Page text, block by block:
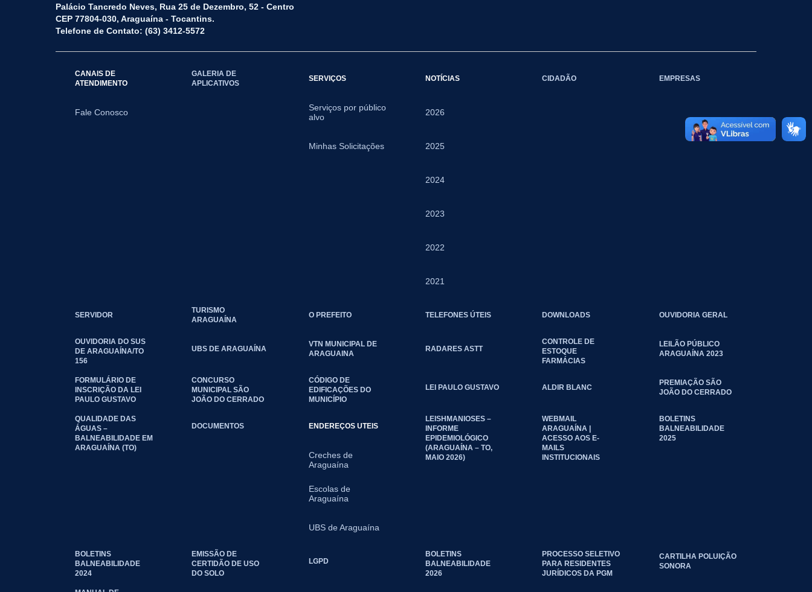
Palácio Tancredo Neves, Rua 25 de Dezembro, 52 - Centro
CEP 77804-030, Araguaína - Tocantins.
Telefone de Contato: (63) 3412-5572
CANAIS DE
ATENDIMENTO
Fale Conosco
GALERIA DE
APLICATIVOS
SERVIÇOS
Serviços por público
alvo
Minhas Solicitações
NOTÍCIAS
2026
2025
2024
2023
2022
2021
CIDADÃO EMPRESAS
SERVIDOR
TURISMO
ARAGUAÍNA
O PREFEITO TELEFONES ÚTEIS DOWNLOADS OUVIDORIA GERAL
OUVIDORIA DO SUS
DE ARAGUAÍNA/TO
156
UBS DE ARAGUAÍNA
VTN MUNICIPAL DE
ARAGUAINA
RADARES ASTT
CONTROLE DE
ESTOQUE
FARMÁCIAS
LEILÃO PÚBLICO
ARAGUAÍNA 2023
FORMULÁRIO DE
INSCRIÇÃO DA LEI
PAULO GUSTAVO
CONCURSO
MUNICIPAL SÃO
JOÃO DO CERRADO
CÓDIGO DE
EDIFICAÇÕES DO
MUNICÍPIO
LEI PAULO GUSTAVO ALDIR BLANC
PREMIAÇÃO SÃO
JOÃO DO CERRADO
QUALIDADE DAS
ÁGUAS –
BALNEABILIDADE EM
ARAGUAÍNA (TO)
DOCUMENTOS ENDEREÇOS UTEIS
Creches de
Araguaína
Escolas de
Araguaína
UBS de Araguaína
LEISHMANIOSES –
INFORME
EPIDEMIOLÓGICO
(ARAGUAÍNA – TO,
MAIO 2026)
WEBMAIL
ARAGUAÍNA |
ACESSO AOS E-
MAILS
INSTITUCIONAIS
BOLETINS
BALNEABILIDADE
2025
BOLETINS
BALNEABILIDADE
2024
EMISSÃO DE
CERTIDÃO DE USO
DO SOLO
LGPD
BOLETINS
BALNEABILIDADE
2026
PROCESSO SELETIVO
PARA RESIDENTES
JURÍDICOS DA PGM
CARTILHA POLUIÇÃO
SONORA